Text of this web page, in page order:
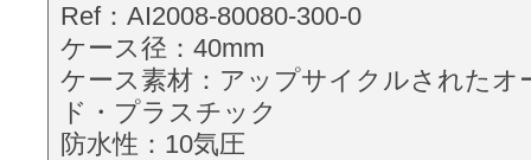
Ref：AI2008-80080-300-0
ケース径：40mm
ケース素材：アップサイクルされたオ
ド・プラスチック
防水性：10気圧